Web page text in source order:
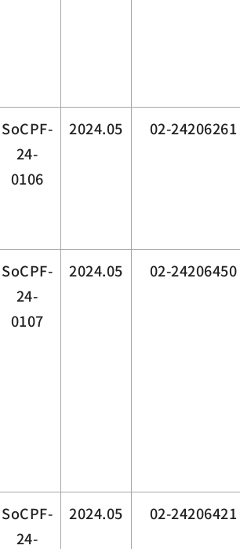
SoCPF-
24-
0106
2024.05 02-24206261
SoCPF-
24-
0107
2024.05 02-24206450
SoCPF-
24-
2024.05 02-24206421